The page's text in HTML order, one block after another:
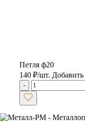
Петля ф20
140 ₽/шт.
-